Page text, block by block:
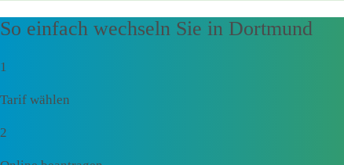
So einfach wechseln Sie in Dortmund
1
Tarif wählen
2